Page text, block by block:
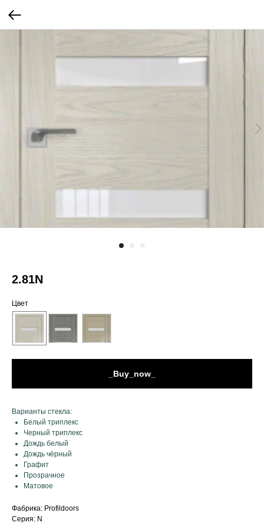
2.81N
Цвет
_Buy_now_
Варианты стекла:
Белый триплекс
Черный триплекс
Дождь белый
Дождь чёрный
Графит
Прозрачное
Матовое
Фабрика: Profildoors
Серия: N